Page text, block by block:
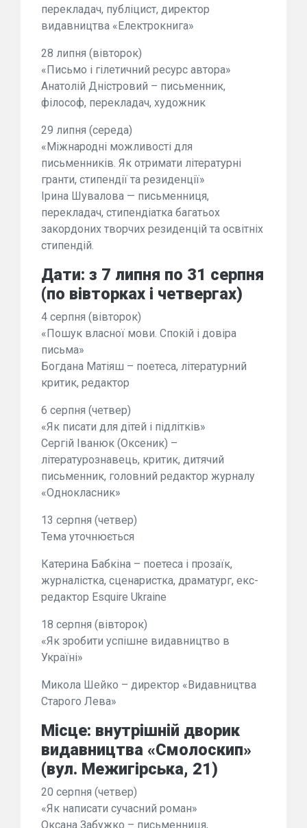
перекладач, публіцист, директор
видавництва «Електрокнига»
28 липня (вівторок)
«Письмо і гілетичний ресурс автора»
Анатолій Дністровий – письменник,
філософ, перекладач, художник
29 липня (середа)
«Міжнародні можливості для
письменників. Як отримати літературні
гранти, стипендії та резиденції»
Ірина Шувалова — письменниця,
перекладач, стипендіатка багатьох
закордоних творчих резиденцій та освітніх
стипендій.
Дати: з 7 липня по 31 серпня
(по вівторках і четвергах)
4 серпня (вівторок)
«Пошук власної мови. Спокій і довіра
письма»
Богдана Матіяш – поетеса, літературний
критик, редактор
6 серпня (четвер)
«Як писати для дітей і підлітків»
Сергій Іванюк (Оксеник) –
літературознавець, критик, дитячий
письменник, головний редактор журналу
«Однокласник»
13 серпня (четвер)
Тема уточнюється
Катерина Бабкіна – поетеса і прозаїк,
журналістка, сценаристка, драматург, екс-
редактор Esquire Ukraine
18 серпня (вівторок)
«Як зробити успішне видавництво в
Україні»
Микола Шейко – директор «Видавництва
Старого Лева»
Місце: внутрішній дворик
видавництва «Смолоскип»
(вул. Межигірська, 21)
20 серпня (четвер)
«Як написати сучасний роман»
Оксана Забужко – письменниця,